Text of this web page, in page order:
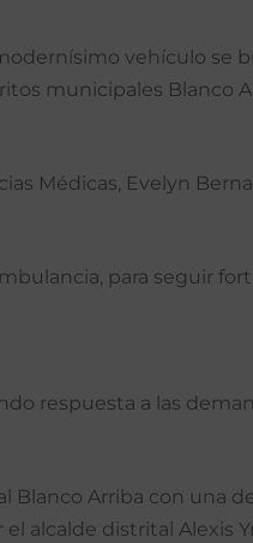
vehículo se
municipales Blanco
Médicas, Evelyn
para seguir
respuesta a las
Arriba con una
alcalde distrital Alexis